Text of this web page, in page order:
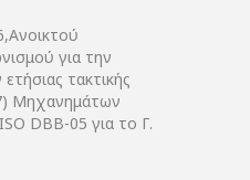
για την
τακτικής
Μηχανημάτων
DBB-05 για το Γ.